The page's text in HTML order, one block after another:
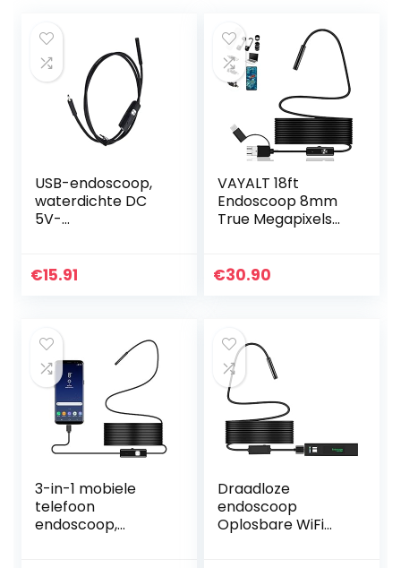
USB-endoscoop,
waterdichte DC
5V-
(11,5 ft))
€15.91
VAYALT 18ft
Endoscoop 8mm
True Megapixels
foto Video
€30.90
3-in-1 mobiele
telefoon
endoscoop,
Draadloze
endoscoop
Oplosbare WiFi